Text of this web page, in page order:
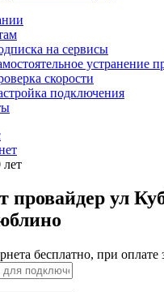
на сервисы
устранение
скорости
подключения
лет
провайдер ул
бесплатно, при оплате